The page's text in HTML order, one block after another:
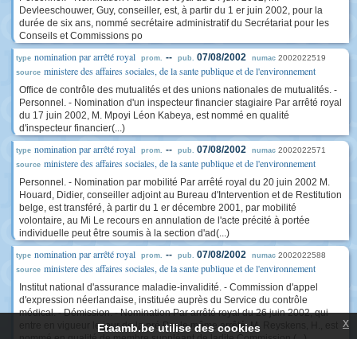
Devleeschouwer, Guy, conseiller, est, à partir du 1 er juin 2002, pour la
durée de six ans, nommé secrétaire administratif du Secrétariat pour les
Conseils et Commissions po
type nomination par arrêté royal prom. -- pub. 07/08/2002 numac 2002022519
source ministere des affaires sociales, de la sante publique et de l'environnement
Office de contrôle des mutualités et des unions nationales de mutualités. -
Personnel. - Nomination d'un inspecteur financier stagiaire Par arrêté royal
du 17 juin 2002, M. Mpoyi Léon Kabeya, est nommé en qualité
d'inspecteur financier(...)
type nomination par arrêté royal prom. -- pub. 07/08/2002 numac 2002022571
source ministere des affaires sociales, de la sante publique et de l'environnement
Personnel. - Nomination par mobilité Par arrêté royal du 20 juin 2002 M.
Houard, Didier, conseiller adjoint au Bureau d'Intervention et de Restitution
belge, est transféré, à partir du 1 er décembre 2001, par mobilité
volontaire, au Mi Le recours en annulation de l'acte précité à portée
individuelle peut être soumis à la section d'ad(...)
type nomination par arrêté royal prom. -- pub. 07/08/2002 numac 2002022588
source ministere des affaires sociales, de la sante publique et de l'environnement
Institut national d'assurance maladie-invalidité. - Commission d'appel
d'expression néerlandaise, instituée auprès du Service du contrôle
médical. - Démission. - Nomination Par arrêté royal du 26 juin 2002, qui
entre en vigueur le jour de la pré Par le même arrêté, M. Reyskens, H., est
Etaamb.be utilise des cookies x